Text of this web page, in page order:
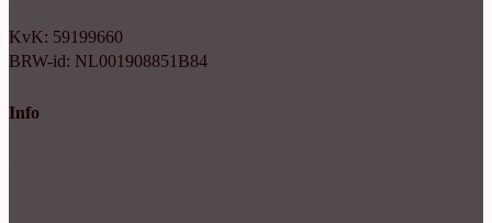
KvK: 59199660
BRW-id: NL001908851B84
Info